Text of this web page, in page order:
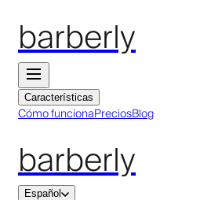
barberly
Características
Cómo funcionaPreciosBlog
barberly
Español